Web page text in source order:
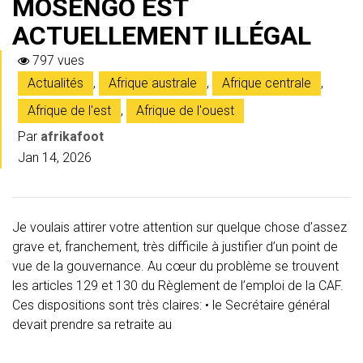
MOSENGO EST
ACTUELLEMENT ILLÉGAL
797 vues
Actualités
, Afrique australe , Afrique centrale
,
Afrique de l'est
,
Afrique de l'ouest
Par afrikafoot
Jan 14, 2026
Je voulais attirer votre attention sur quelque chose d’assez
grave et, franchement, très difficile à justifier d’un point de
vue de la gouvernance. Au cœur du problème se trouvent
les articles 129 et 130 du Règlement de l’emploi de la CAF.
Ces dispositions sont très claires: • le Secrétaire général
devait prendre sa retraite au